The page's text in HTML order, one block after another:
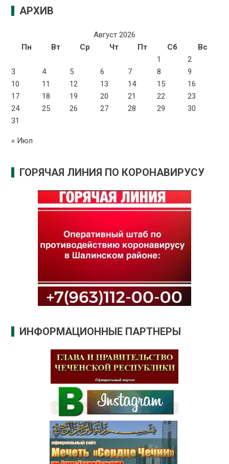
АРХИВ
Август 2026
Пн
Вт Ср Чт Пт Сб
Вс
1
2
3
4 5 6 7 8
9
10
11 12 13 14 15
16
17
18 19 20 21 22
23
24
25 26 27 28 29
30
31
« Июл
ГОРЯЧАЯ ЛИНИЯ ПО КОРОНАВИРУСУ
ИНФОРМАЦИОННЫЕ ПАРТНЕРЫ